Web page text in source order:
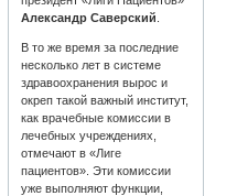
Александр Саверский
В то же время за последние
несколько лет в системе
здравоохранения вырос и
окреп такой важный институт,
как врачебные комиссии в
лечебных учреждениях,
отмечают в «Лиге
пациентов». Эти комиссии
уже выполняют функции,